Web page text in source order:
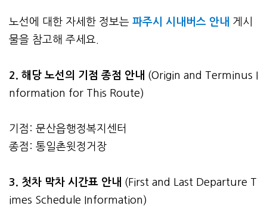
노선에 대한 자세한 정보는 파주시 시내버스 안내 게시
물을 참고해 주세요.
2. 해당 노선의 기점 종점 안내 (Origin and Terminus I
nformation for This Route)
기점: 문산읍행정복지센터
종점: 통일촌윗정거장
3. 첫차 막차 시간표 안내 (First and Last Departure T
imes Schedule Information)